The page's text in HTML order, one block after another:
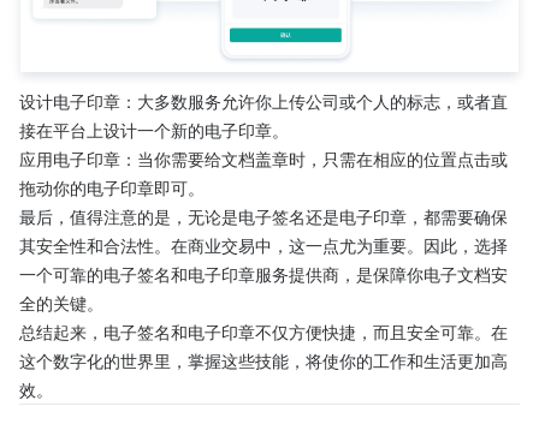
设计电子印章：大多数服务允许你上传公司或个人的标志，或者直
接在平台上设计一个新的电子印章。
应用电子印章：当你需要给文档盖章时，只需在相应的位置点击或
拖动你的电子印章即可。
最后，值得注意的是，无论是电子签名还是电子印章，都需要确保
其安全性和合法性。在商业交易中，这一点尤为重要。因此，选择
一个可靠的电子签名和电子印章服务提供商，是保障你电子文档安
全的关键。
总结起来，电子签名和电子印章不仅方便快捷，而且安全可靠。在
这个数字化的世界里，掌握这些技能，将使你的工作和生活更加高
效。